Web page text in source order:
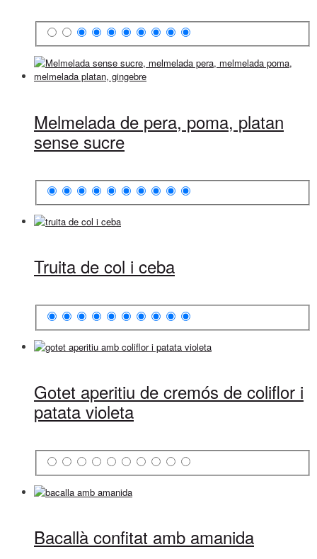
Melmelada de pera, poma, platan
sense sucre
Truita de col i ceba
Gotet aperitiu de cremós de coliflor i
patata violeta
Bacallà confitat amb amanida